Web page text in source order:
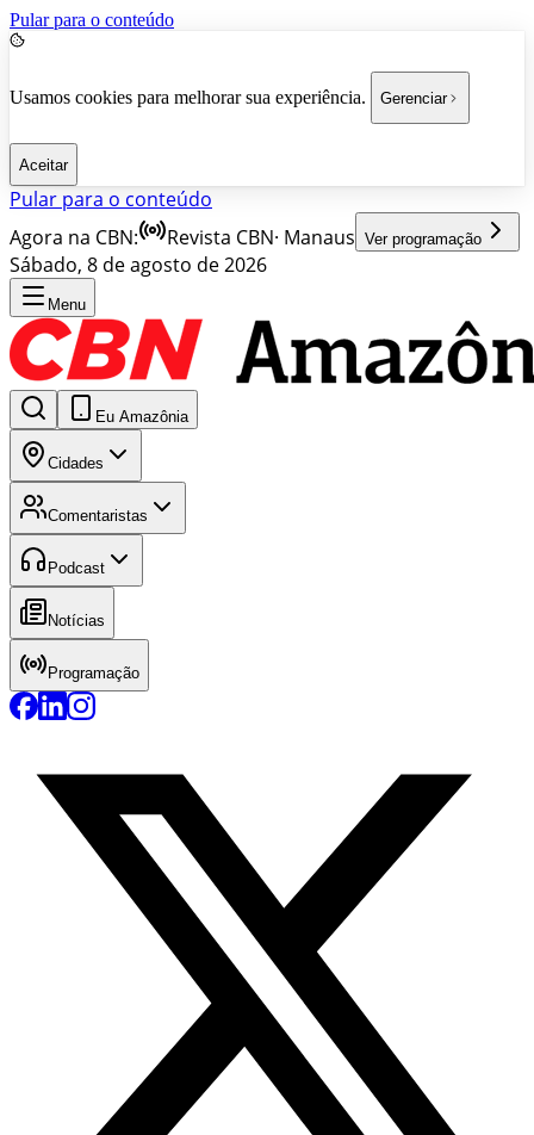
Pular para o conteúdo
Usamos cookies para melhorar sua experiência. Gerenciar
Aceitar
Pular para o conteúdo
Agora na CBN:
Revista CBN· Manaus Ver programação
Sábado, 8 de agosto de 2026
Menu
Eu Amazônia
Cidades
Comentaristas
Podcast
Notícias
Programação